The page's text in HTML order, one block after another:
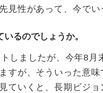
見性があって、今で
るのでしょうか。
しましたが、今年8
すが、そういった意
ていくと、長期ビジ